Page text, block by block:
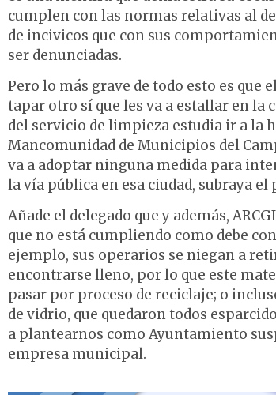
cumplen con las normas relativas al
de incivicos que con sus
ser denunciadas.
Pero lo más grave de todo esto es
tapar otro sí que les va a estallar en la
del servicio de limpieza estudia ir a la
Mancomunidad de Municipios del
va a adoptar ninguna medida para
la vía pública en esa ciudad, subraya
Añade el delegado que y además,
que no está cumpliendo como debe
ejemplo, sus operarios se niegan a
encontrarse lleno, por lo que este
pasar por proceso de reciclaje; o
de vidrio, que quedaron todos
a plantearnos como Ayuntamiento
empresa municipal.